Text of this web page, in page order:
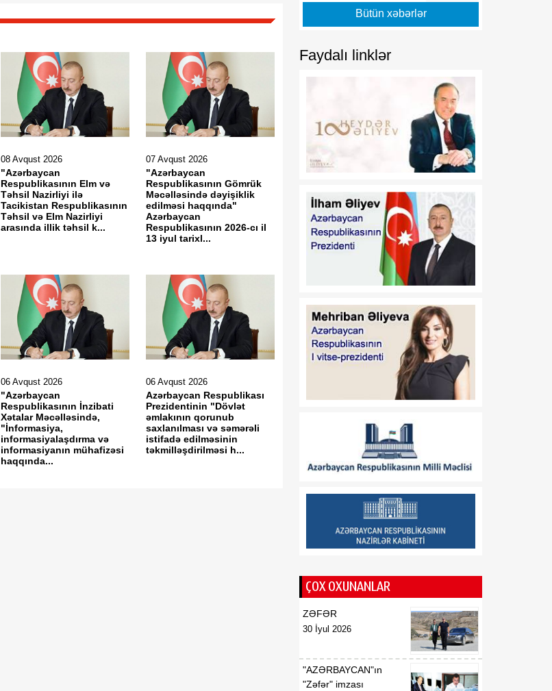
08 Avqust 2026
"Azərbaycan
Respublikasının Elm və
Təhsil Nazirliyi ilə
Tacikistan Respublikasının
Təhsil və Elm Nazirliyi
arasında illik təhsil k...
07 Avqust 2026
"Azərbaycan
Respublikasının Gömrük
Məcəlləsində dəyişiklik
edilməsi haqqında"
Azərbaycan
Respublikasının 2026-cı il
13 iyul tarixl...
06 Avqust 2026
"Azərbaycan
Respublikasının İnzibati
Xətalar Məcəlləsində,
"İnformasiya,
informasiyalaşdırma və
informasiyanın mühafizəsi
haqqında...
06 Avqust 2026
Azərbaycan Respublikası
Prezidentinin "Dövlət
əmlakının qorunub
saxlanılması və səmərəli
istifadə edilməsinin
təkmilləşdirilməsi h...
edilməsi səylərini
Bakıdan Limaya uzanan
MDU və Azərbaycan
Texniki Universiteti birgə
kadr hazırlığına başlayır
22:00
08 Avqust
Paytaxtın Yasamal
rayonunda keçirilən
ödənişsiz skrinninq
aksiyasında 400-ə yaxın
qadın müayinə olunub
08 Avqust
Xocavənddə buldozerin
araşdırma aparılır
Prezident İlham Əliyev
Vaşinqton Zirvə
Görüşünün ildönümü
Prezidentinə məktub
21:15
08 Avqust
Vaşinqton görüşü
regionda inkişaf və
08 Avqust
Vaşinqton Bəyannaməsi –
işləyən sülh modeli
Bütün xəbərlər
Faydalı linklər
ÇOX OXUNANLAR
ZƏFƏR
30 İyul 2026
"AZƏRBAYCAN"ın
"Zəfər" imzası